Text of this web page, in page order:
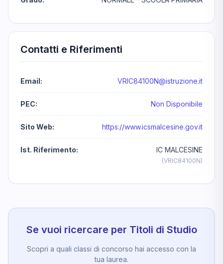
Contatti e Riferimenti
Email: VRIC84100N@istruzione.it
PEC: Non Disponibile
Sito Web: https://www.icsmalcesine.gov.it
Ist. Riferimento: IC MALCESINE
(VRIC84100N)
Se vuoi ricercare per Titoli di Studio
Scopri a quali classi di concorso hai accesso con la
tua laurea.